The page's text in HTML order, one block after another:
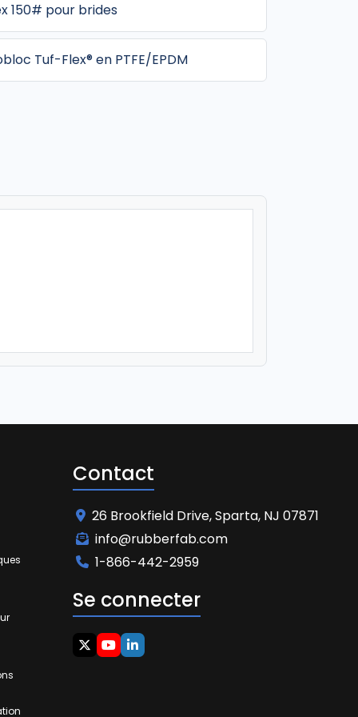
150# pour brides
Tuf-Flex® en PTFE/EPDM
Contact
26 Brookfield Drive, Sparta, NJ 07871
info@rubberfab.com
1-866-442-2959
Se connecter